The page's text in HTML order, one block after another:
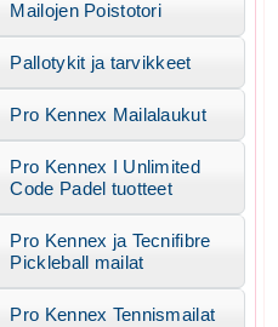
Mailojen Poistotori
Pallotykit ja tarvikkeet
Pro Kennex Mailalaukut
Pro Kennex I Unlimited
Code Padel tuotteet
Pro Kennex ja Tecnifibre
Pickleball mailat
Pro Kennex Tennismailat